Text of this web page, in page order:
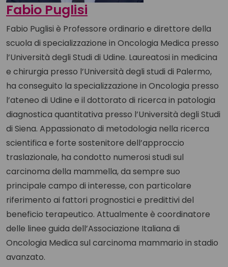
Fabio Puglisi
Fabio Puglisi è Professore ordinario e direttore della
scuola di specializzazione in Oncologia Medica presso
l’Università degli Studi di Udine. Laureatosi in medicina
e chirurgia presso l’Università degli studi di Palermo,
ha conseguito la specializzazione in Oncologia presso
l’ateneo di Udine e il dottorato di ricerca in patologia
diagnostica quantitativa presso l’Università degli Studi
di Siena. Appassionato di metodologia nella ricerca
scientifica e forte sostenitore dell’approccio
traslazionale, ha condotto numerosi studi sul
carcinoma della mammella, da sempre suo
principale campo di interesse, con particolare
riferimento ai fattori prognostici e predittivi del
beneficio terapeutico. Attualmente è coordinatore
delle linee guida dell’Associazione Italiana di
Oncologia Medica sul carcinoma mammario in stadio
avanzato.